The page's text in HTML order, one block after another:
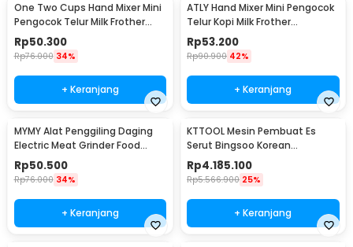
One Two Cups Hand Mixer Mini
Pengocok Telur Milk Frother
Double Layer - MFB1501A
Rp50.300
Rp76.000 34%
+ Keranjang
ATLY Hand Mixer Mini Pengocok
Telur Kopi Milk Frother
Handheld - HMW05
Rp53.200
Rp90.900 42%
+ Keranjang
MYMY Alat Penggiling Daging
Electric Meat Grinder Food
Processor 350ml - MY-01
Rp50.500
Rp76.000 34%
+ Keranjang
KTTOOL Mesin Pembuat Es
Serut Bingsoo Korean
Snowflake Ice Shaving - ZB-
XBJ60
Rp4.185.100
Rp5.566.900 25%
+ Keranjang